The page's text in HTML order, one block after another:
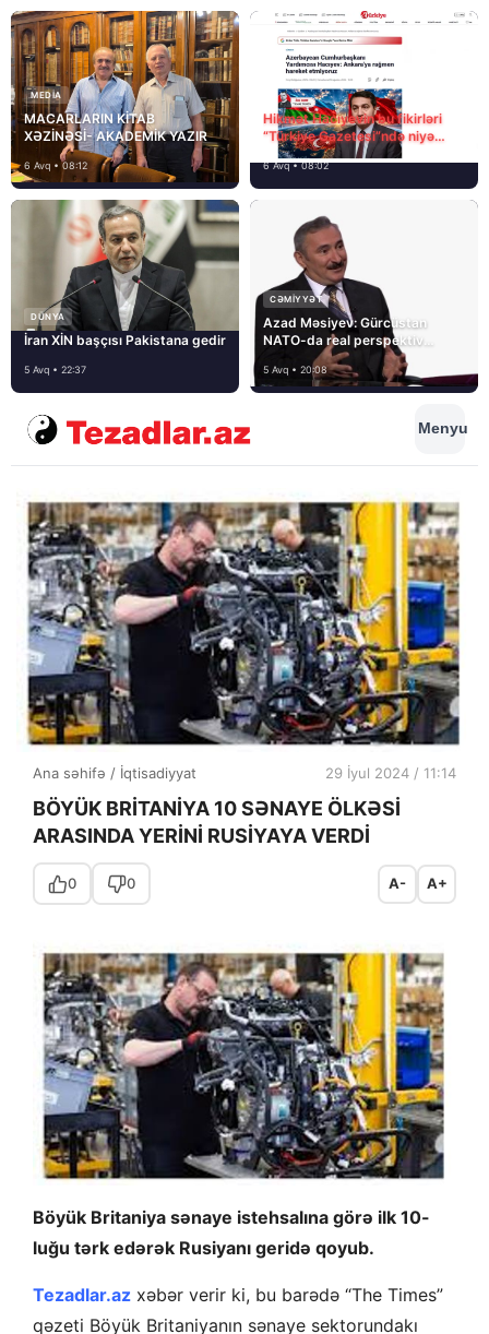
MEDİA
MACARLARIN KİTAB
XƏZİNƏSİ- AKADEMİK YAZIR
6 Avq • 08:12
Hikmət Hacıyevin bu fikirləri
“Türkiye Gazetesi”ndə niyə
təhrif edilib?
6 Avq • 08:02
DÜNYA
İran XİN başçısı Pakistana gedir
5 Avq • 22:37
CƏMIYYƏT
Azad Məsiyev: Gürcüstan
NATO-da real perspektiv
5 Avq • 20:08
Menyu
Ana səhifə / İqtisadiyyat 29 İyul 2024 / 11:14
BÖYÜK BRİTANİYA 10 SƏNAYE ÖLKƏSİ
ARASINDA YERİNİ RUSİYAYA VERDİ
0 0 A- A+
Böyük Britaniya sənaye istehsalına görə ilk 10-
luğu tərk edərək Rusiyanı geridə qoyub.
Tezadlar.az xəbər verir ki, bu barədə “The Times”
qəzeti Böyük Britaniyanın sənaye sektorundakı